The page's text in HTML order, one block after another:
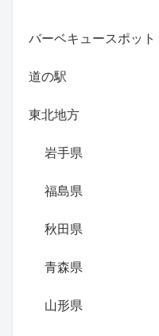
バーベキュースポット
道の駅
東北地方
岩手県
福島県
秋田県
青森県
山形県